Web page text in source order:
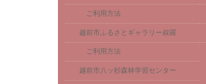
ご利用方法
越前市ふるさとギャラリー叔羅
ご利用方法
越前市八ッ杉森林学習センター